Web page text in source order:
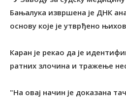
Бањалука извршена је ДНК
основу које је утврђено
Каран је рекао да је
ратних злочина и тражење
"На овај начин је доказана